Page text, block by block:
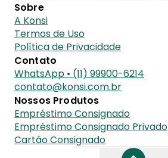
Sobre
A Konsi
Termos de Uso
Política de Privacidade
Contato
WhatsApp • (11) 99900-6214
contato@konsi.com.br
Nossos Produtos
Empréstimo Consignado
Empréstimo Consignado Privado
Cartão Consignado